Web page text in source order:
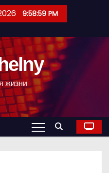
9:58:59 PM
жизни